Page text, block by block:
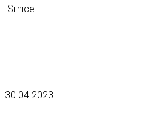
Silnice
30.04.2023